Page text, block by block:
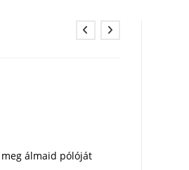
álmaid pólóját